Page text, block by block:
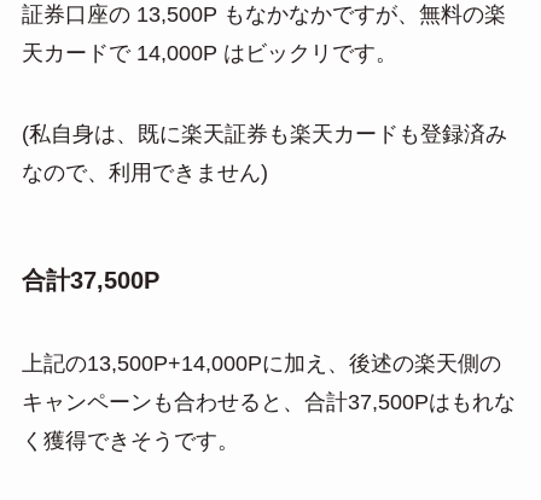
証券口座の 13,500P もなかなかですが、無料の楽
天カードで 14,000P はビックリです。
(私自身は、既に楽天証券も楽天カードも登録済み
なので、利用できません)
合計37,500P
上記の13,500P+14,000Pに加え、後述の楽天側の
キャンペーンも合わせると、合計37,500Pはもれな
く獲得できそうです。